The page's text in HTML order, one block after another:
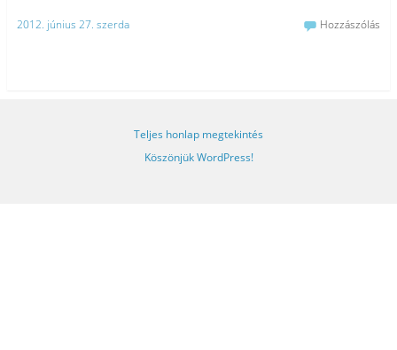
2012. június 27. szerda Hozzászólás
Teljes honlap megtekintés
Köszönjük WordPress!